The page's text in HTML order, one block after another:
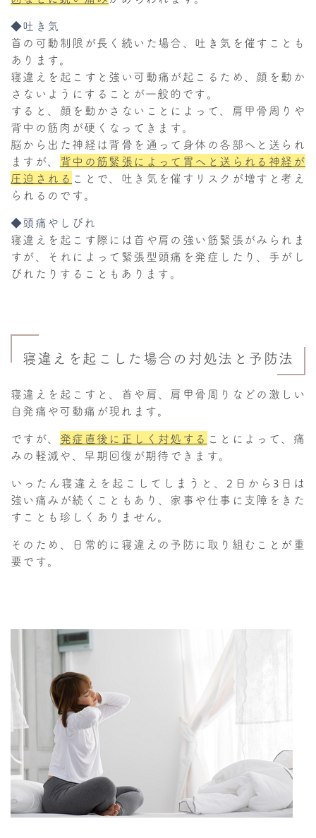
◆吐き気
首の可動制限が長く続いた場合、吐き気を催すことも
あります。
寝違えを起こすと強い可動痛が起こるため、顔を動か
さないようにすることが一般的です。
すると、顔を動かさないことによって、肩甲骨周りや
背中の筋肉が硬くなってきます。
脳から出た神経は背骨を通って身体の各部へと送られ
ますが、 背中の筋緊張によって胃へと送られる神経が
圧迫される ことで、吐き気を催すリスクが増すと考え
られるのです。
◆頭痛やしびれ
寝違えを起こす際には首や肩の強い筋緊張がみられま
すが、それによって緊張型頭痛を発症したり、手がし
びれたりすることもあります。
寝違えを起こした場合の対処法と予防法
寝違えを起こすと、首や肩、肩甲骨周りなどの激しい
自発痛や可動痛が現れます。
ですが、 発症直後に正しく対処する ことによって、痛
みの軽減や、早期回復が期待できます。
いったん寝違えを起こしてしまうと、2日から3日は
強い痛みが続くこともあり、家事や仕事に支障をきた
すことも珍しくありません。
そのため、日常的に寝違えの予防に取り組むことが重
要です。